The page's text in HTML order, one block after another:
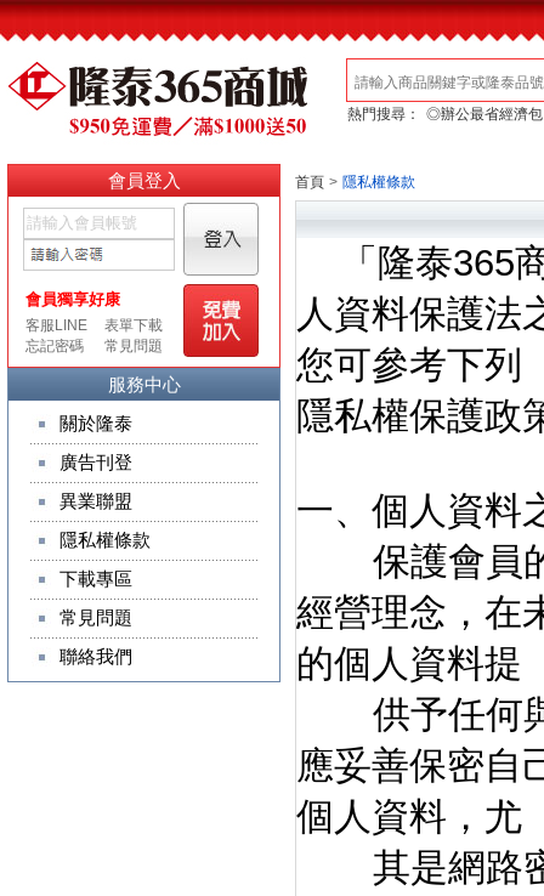
熱門搜尋： ◎辦公最省經濟包
會員登入
服務中心
關於隆泰
廣告刊登
異業聯盟
隱私權條款
下載專區
常見問題
聯絡我們
首頁 > 隱私權條款
「隆泰365
人資料保護法
您可參考下列
隱私權保護政
一、個人資料
保護會員的
經營理念，在
的個人資料提
供予任何與
應妥善保密自
個人資料，尤
其是網路密